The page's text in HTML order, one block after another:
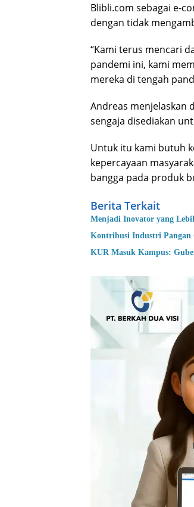
Blibli.com sebagai e-
dengan tidak
“Kami terus mencari
pandemi ini, kami
mereka di tengah
Andreas menjelaskan
sengaja disediakan
Untuk itu kami butuh
kepercayaan
bangga pada produk
Berita Terkait
Menjadi Inovator yang
Kontribusi Industri Pangan
KUR Masuk Kampus: